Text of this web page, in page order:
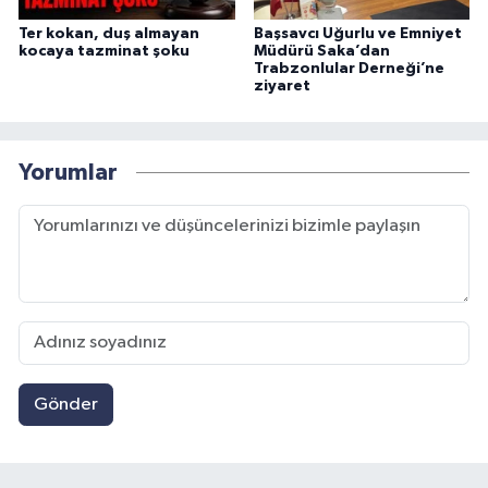
Ter kokan, duş almayan
kocaya tazminat şoku
Başsavcı Uğurlu ve Emniyet
Müdürü Saka’dan
Trabzonlular Derneği’ne
ziyaret
Yorumlar
Gönder